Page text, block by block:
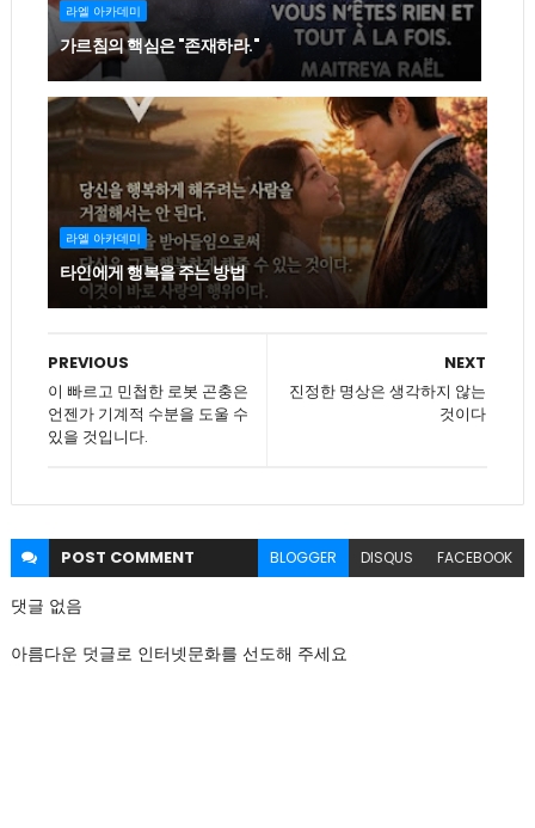
라엘 아카데미
가르침의 핵심은 "존재하라."
라엘 아카데미
타인에게 행복을 주는 방법
NEXT
진정한 명상은 생각하지 않는
것이다
PREVIOUS
이 빠르고 민첩한 로봇 곤충은
언젠가 기계적 수분을 도울 수
있을 것입니다.
POST COMMENT BLOGGER DISQUS FACEBOOK
댓글 없음
아름다운 덧글로 인터넷문화를 선도해 주세요